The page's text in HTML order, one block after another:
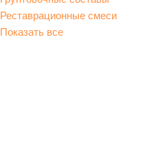
Реставрационные смеси
Показать все